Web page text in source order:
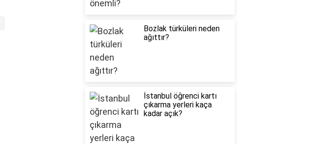
Bozlak türküleri neden
ağıttır?
İstanbul öğrenci kartı
çıkarma yerleri kaça
kadar açık?